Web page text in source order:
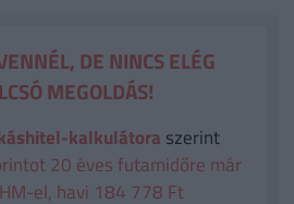
DE NINCS ELÉG
MEGOLDÁS!
kalkulátora szerint
20 éves futamidőre már
el, havi 184 778 Ft